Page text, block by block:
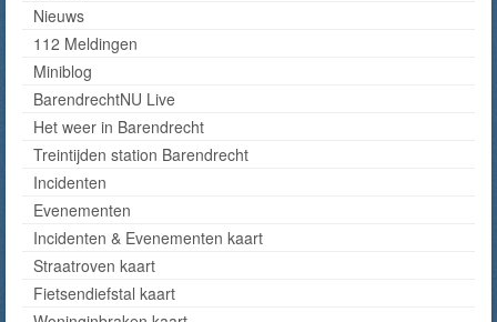
Nieuws
112 Meldingen
Miniblog
BarendrechtNU Live
Het weer in Barendrecht
Treintijden station Barendrecht
Incidenten
Evenementen
Incidenten & Evenementen kaart
Straatroven kaart
Fietsendiefstal kaart